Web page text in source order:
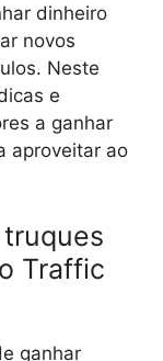
dinheiro
novos
Neste
e
a ganhar
aproveitar ao
Traffic
ganhar